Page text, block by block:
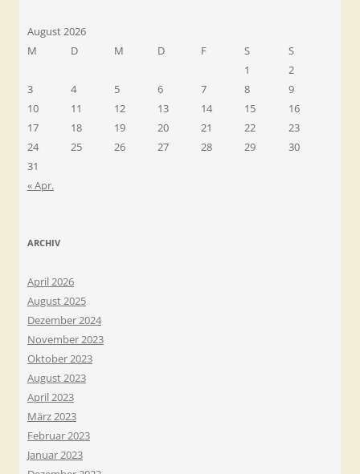
August 2026
M
D M D F S
S
1
2
3
4 5 6 7 8
9
10
11 12 13 14 15
16
17
18 19 20 21 22
23
24
25 26 27 28 29
30
31
« Apr.
ARCHIV
April 2026
August 2025
Dezember 2024
November 2023
Oktober 2023
August 2023
April 2023
März 2023
Februar 2023
Januar 2023